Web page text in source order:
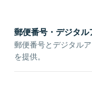
郵便番号・デジタ
郵便番号とデジタル
を提供。